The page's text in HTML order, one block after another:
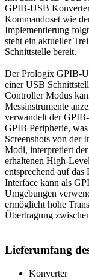
GPIB-USB
Kommandoset wie
Implementierung
steht ein aktueller
Schnittstelle bereit.
Der Prologix GPIB-
einer USB
Controller Modus
Messinstrumente
verwandelt der
GPIB Peripherie,
Screenshots von der
Modi, interpretiert
erhaltenen High-
entsprechend auf
Interface kann als
Umgebungen
ermöglicht hohe
Übertragung
Lieferumfang
Konverter